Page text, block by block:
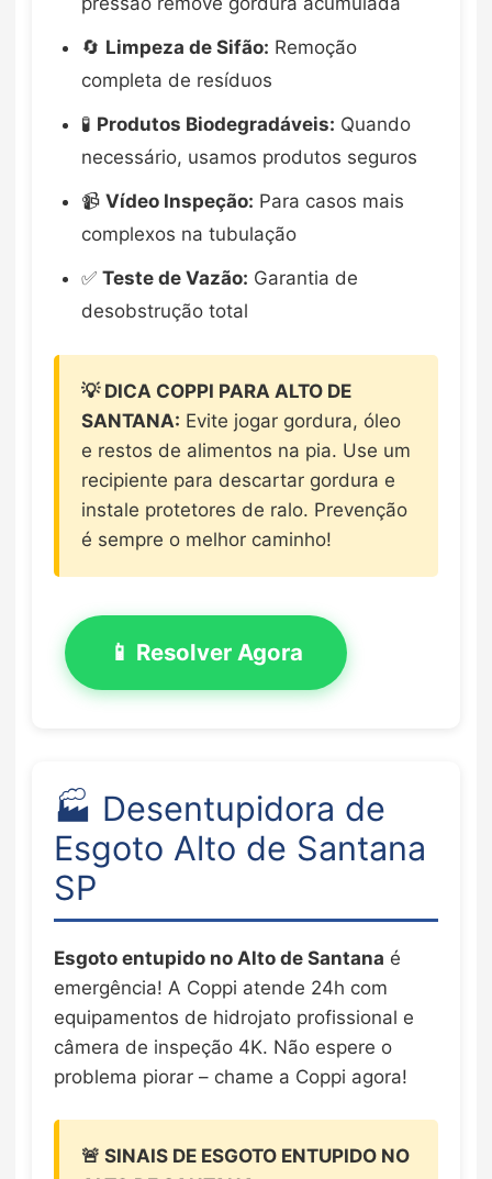
🔄 Limpeza de Sifão: Remoção
completa de resíduos
🧪 Produtos Biodegradáveis: Quando
necessário, usamos produtos seguros
📹 Vídeo Inspeção: Para casos mais
complexos na tubulação
✅ Teste de Vazão: Garantia de
desobstrução total
💡 DICA COPPI PARA ALTO DE
SANTANA: Evite jogar gordura, óleo
e restos de alimentos na pia. Use um
recipiente para descartar gordura e
instale protetores de ralo. Prevenção
é sempre o melhor caminho!
📱 Resolver Agora
🏭 Desentupidora de
Esgoto Alto de Santana
SP
Esgoto entupido no Alto de Santana é
emergência! A Coppi atende 24h com
equipamentos de hidrojato profissional e
câmera de inspeção 4K. Não espere o
problema piorar – chame a Coppi agora!
🚨 SINAIS DE ESGOTO ENTUPIDO NO